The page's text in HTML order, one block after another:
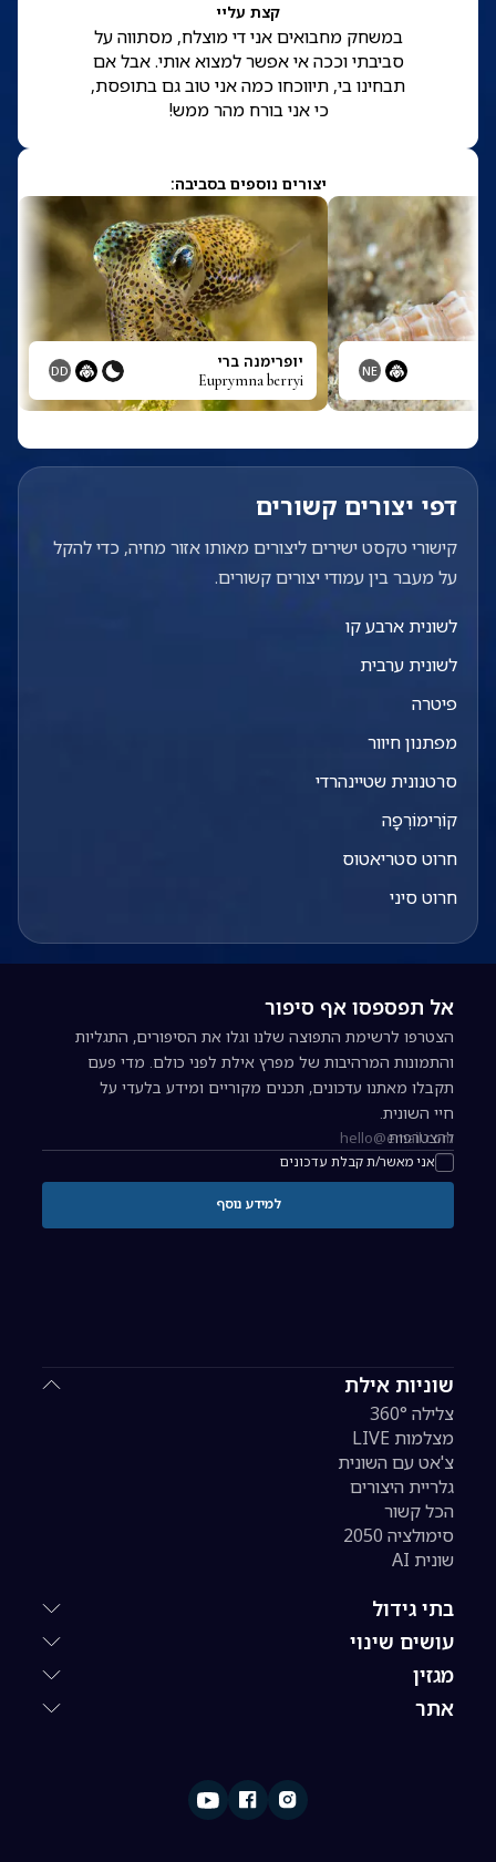
קצת עליי
במשחק מחבואים אני די מוצלח, מסתווה על
סביבתי וככה אי אפשר למצוא אותי. אבל אם
תבחינו בי, תיווכחו כמה אני טוב גם בתופסת,
כי אני בורח מהר ממש!
יצורים נוספים בסביבה:
NE יופרימנה ברי
Euprymna berryi
DD
דפי יצורים קשורים
קישורי טקסט ישירים ליצורים מאותו אזור מחיה, כדי להקל
על מעבר בין עמודי יצורים קשורים.
לשונית ארבע קו
לשונית ערבית
פיטרה
מפתנון חיוור
סרטנונית שטיינהרדי
קוֹרִימוֹרְפָה
חרוט סטריאטוס
חרוט סיני
שוניות אילת
צלילה 360°
מצלמות LIVE
צ'אט עם השונית
גלריית היצורים
הכל קשור
סימולציה 2050
שונית AI
בתי גידול
עושים שינוי
מגזין
אתר
אל תפספסו אף סיפור
הצטרפו לרשימת התפוצה שלנו וגלו את הסיפורים, התגליות
והתמונות המרהיבות של מפרץ אילת לפני כולם. מדי פעם
תקבלו מאתנו עדכונים, תכנים מקוריים ומידע בלעדי על
חיי השונית.
כתובת אימייל להרשמה לניוזלטר
אני מאשר/ת קבלת עדכונים
להצטרפות
למידע נוסף